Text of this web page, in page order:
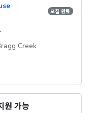
모집 완료
Creek
원 가능